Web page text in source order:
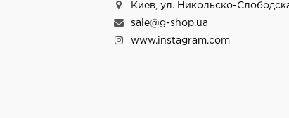
Киев, ул. Никольско-
sale@g-shop.ua
www.instagram.com